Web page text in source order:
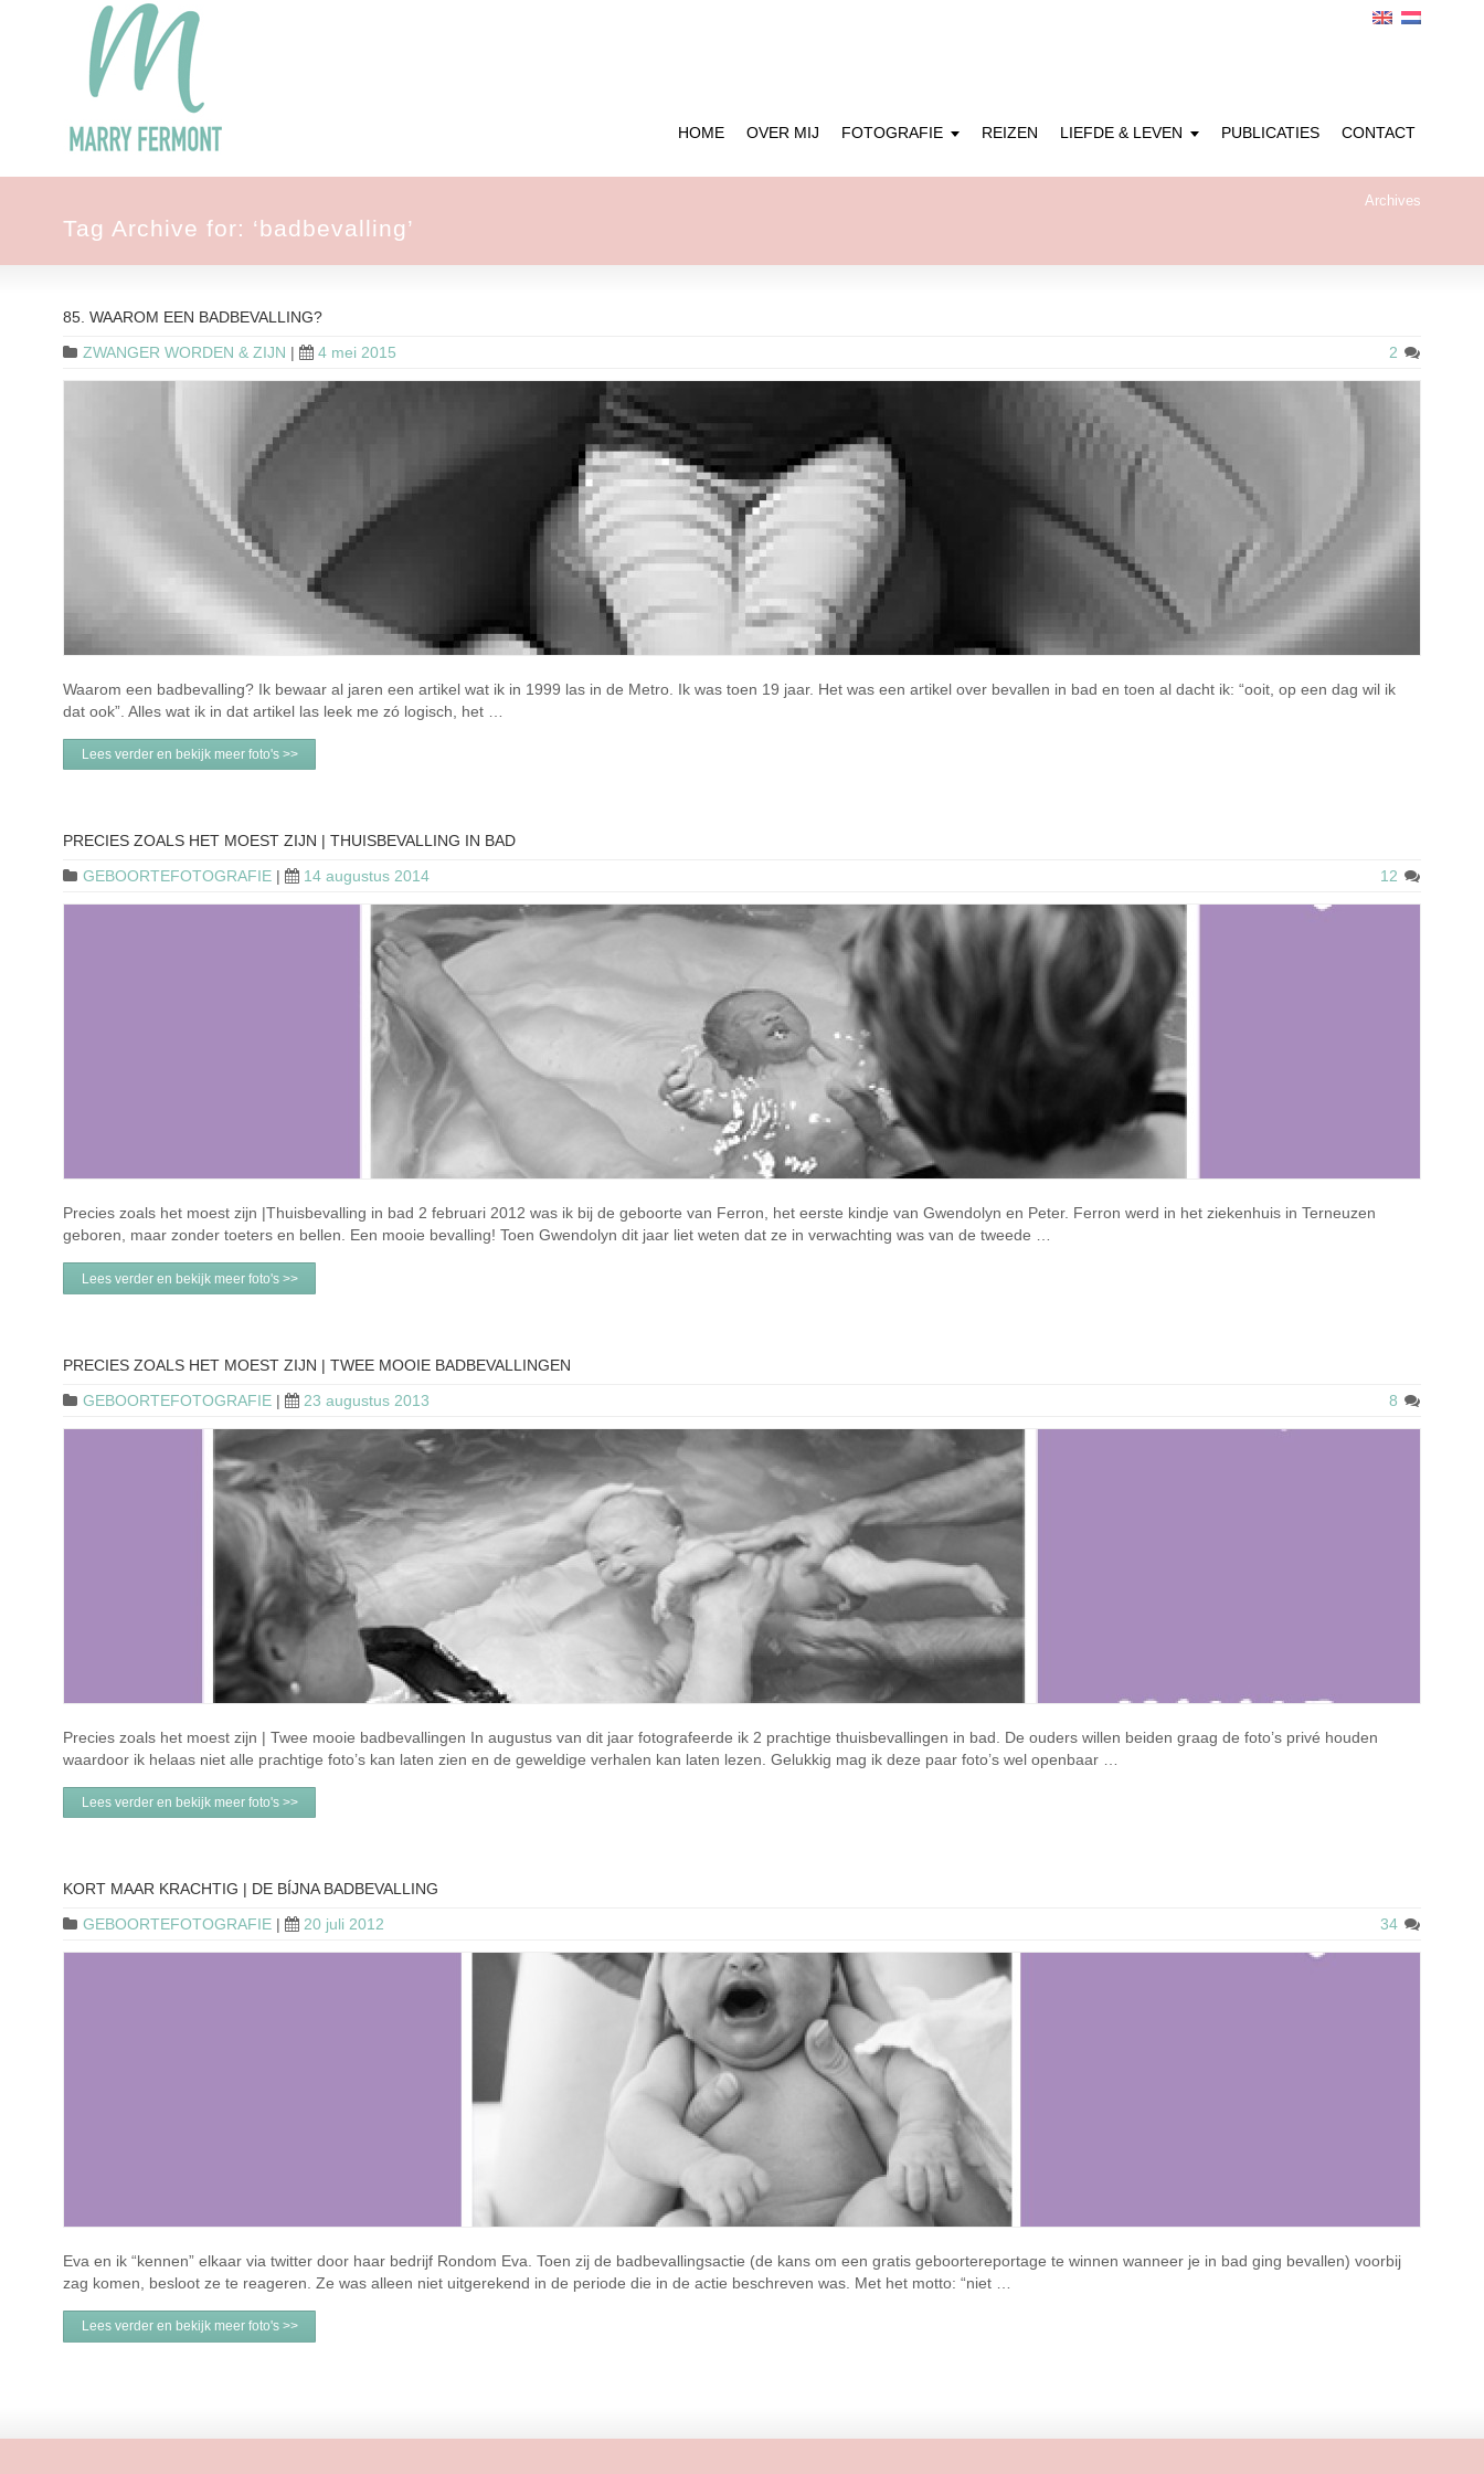
HOME OVER MIJ FOTOGRAFIE REIZEN LIEFDE & LEVEN PUBLICATIES CONTACT
Archives
Tag Archive for: ‘badbevalling’
85. WAAROM EEN BADBEVALLING?
ZWANGER WORDEN & ZIJN | 4 mei 2015 2
Waarom een badbevalling? Ik bewaar al jaren een artikel wat ik in 1999 las in de Metro. Ik was toen 19 jaar. Het was een artikel over bevallen in bad en toen al dacht ik: “ooit, op een dag wil ik
dat ook”. Alles wat ik in dat artikel las leek me zó logisch, het …
Lees verder en bekijk meer foto's >>
PRECIES ZOALS HET MOEST ZIJN | THUISBEVALLING IN BAD
GEBOORTEFOTOGRAFIE | 14 augustus 2014 12
Precies zoals het moest zijn |Thuisbevalling in bad 2 februari 2012 was ik bij de geboorte van Ferron, het eerste kindje van Gwendolyn en Peter. Ferron werd in het ziekenhuis in Terneuzen
geboren, maar zonder toeters en bellen. Een mooie bevalling! Toen Gwendolyn dit jaar liet weten dat ze in verwachting was van de tweede …
Lees verder en bekijk meer foto's >>
PRECIES ZOALS HET MOEST ZIJN | TWEE MOOIE BADBEVALLINGEN
GEBOORTEFOTOGRAFIE | 23 augustus 2013 8
Precies zoals het moest zijn | Twee mooie badbevallingen In augustus van dit jaar fotografeerde ik 2 prachtige thuisbevallingen in bad. De ouders willen beiden graag de foto’s privé houden
waardoor ik helaas niet alle prachtige foto’s kan laten zien en de geweldige verhalen kan laten lezen. Gelukkig mag ik deze paar foto’s wel openbaar …
Lees verder en bekijk meer foto's >>
KORT MAAR KRACHTIG | DE BÍJNA BADBEVALLING
GEBOORTEFOTOGRAFIE | 20 juli 2012 34
Eva en ik “kennen” elkaar via twitter door haar bedrijf Rondom Eva. Toen zij de badbevallingsactie (de kans om een gratis geboortereportage te winnen wanneer je in bad ging bevallen) voorbij
zag komen, besloot ze te reageren. Ze was alleen niet uitgerekend in de periode die in de actie beschreven was. Met het motto: “niet …
Lees verder en bekijk meer foto's >>